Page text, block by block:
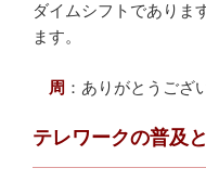
ダイムシフトでありま
ます。
周 ： ありがとうござ
テレワークの普及